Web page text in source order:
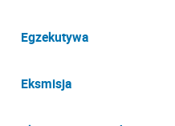
Egzekutywa
Eksmisja